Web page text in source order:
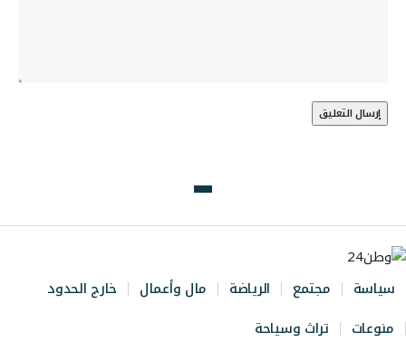
سياسة مجتمع الرياضة مال وأعمال
خارج الحدود
منوعات
تراث وسياحة